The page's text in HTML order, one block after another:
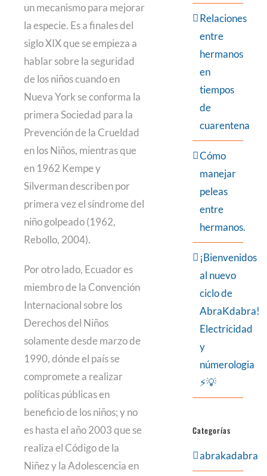
un mecanismo para mejorar
la especie. Es a finales del
siglo XIX que se empieza a
hablar sobre la seguridad
de los niños cuando en
Nueva York se conforma la
primera Sociedad para la
Prevención de la Crueldad
en los Niños, mientras que
en 1962 Kempe y
Silverman describen por
primera vez el síndrome del
niño golpeado (1962,
Rebollo, 2004).
Por otro lado, Ecuador es
miembro de la Convención
Internacional sobre los
Derechos del Niños
solamente desde marzo de
1990, dónde el país se
compromete a realizar
políticas públicas en
beneficio de los niños; y no
es hasta el año 2003 que se
realiza el Código de la
Niñez y la Adolescencia en
Relaciones
entre
hermanos
en
tiempos
de
cuarentena
Cómo
manejar
peleas
entre
hermanos.
¡Bienvenidos
al nuevo
ciclo de
AbraKdabra!
Electricidad
y
númerologia
⚡💡
Categorías
abrakadabra